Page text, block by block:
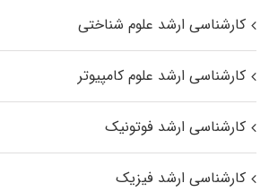
کارشناسی ارشد علوم شناختی
کارشناسی ارشد علوم کامپیوتر
کارشناسی ارشد فوتونیک
کارشناسی ارشد فیزیک